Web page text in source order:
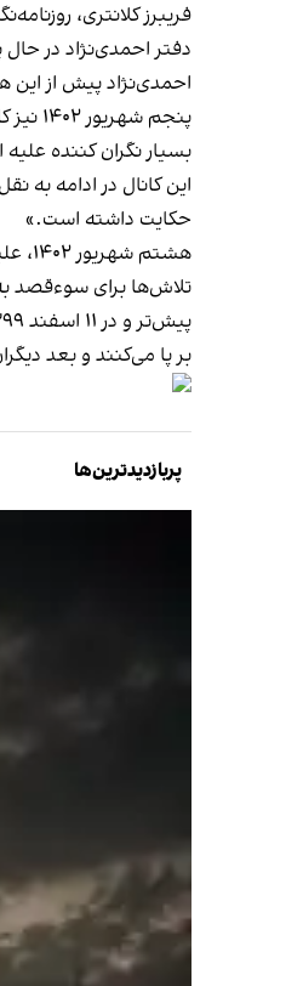
فریبرز کلانتری،
دفتر احمدی‌نژاد در
احمدی‌نژاد پیش از
پنجم شهریور ۱۴۰۲ نیز کانال تلگرامی دولت بهار
بسیار نگران کننده
این کانال در ادامه به
حکایت داشته است.»
هشتم شهریور ۱۴۰۲، علیرضا بیگی، نماینده مجلس یازدهم و از چهره‌های نزدیک به احمدی‌نژاد، با تایید خبر کانال تلگرام دولت بهار، به سایت دیده‌بان ایران
تلاش‌ها برای سوءقصد
پیش‌تر و در ۱۱ اسفند ۱۳۹۹ هم رسانه‌های داخلی
بر پا می‌کنند و بعد
پربازدیدترین‌ها